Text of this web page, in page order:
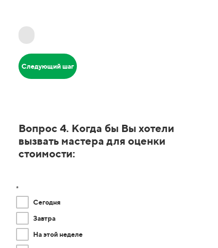
Следующий шаг
Вопрос 4. Когда бы Вы хотели
вызвать мастера для оценки
стоимости:
*
Сегодня
Завтра
На этой неделе